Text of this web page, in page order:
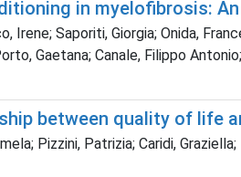
in myelofibrosis:
Saporiti, Giorgia; Onida,
Gaetana; Canale, Filippo
between quality of life
Pizzini, Patrizia; Caridi,